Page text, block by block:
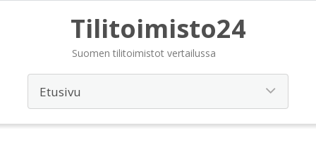
Tilitoimisto24
Suomen tilitoimistot vertailussa